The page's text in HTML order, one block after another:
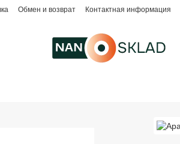
Обмен и возврат Контактная информация